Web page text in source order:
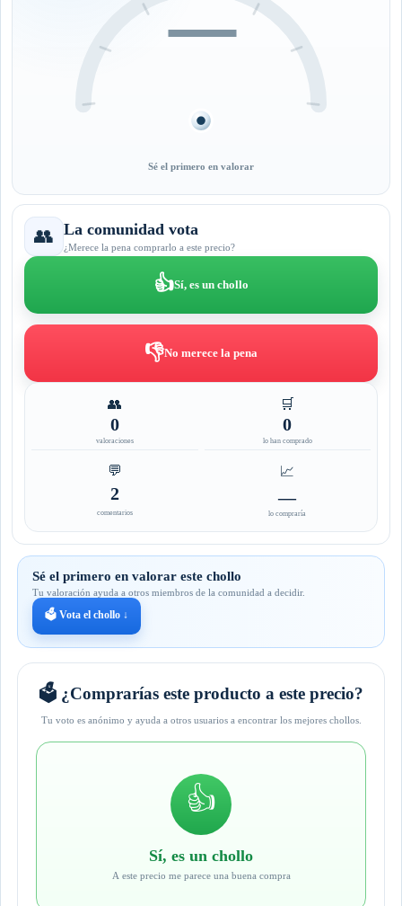
—
Sé el primero en valorar
👥 La comunidad vota
¿Merece la pena comprarlo a este precio?
👍Sí, es un chollo
👎No merece la pena
👥
0
valoraciones
🛒
0
lo han comprado
💬
2
comentarios
📈
—
lo compraría
Sé el primero en valorar este chollo
Tu valoración ayuda a otros miembros de la comunidad a decidir.
🗳️ Vota el chollo ↓
🗳️ ¿Comprarías este producto a este precio?
Tu voto es anónimo y ayuda a otros usuarios a encontrar los mejores chollos.
👍
Sí, es un chollo
A este precio me parece una buena compra